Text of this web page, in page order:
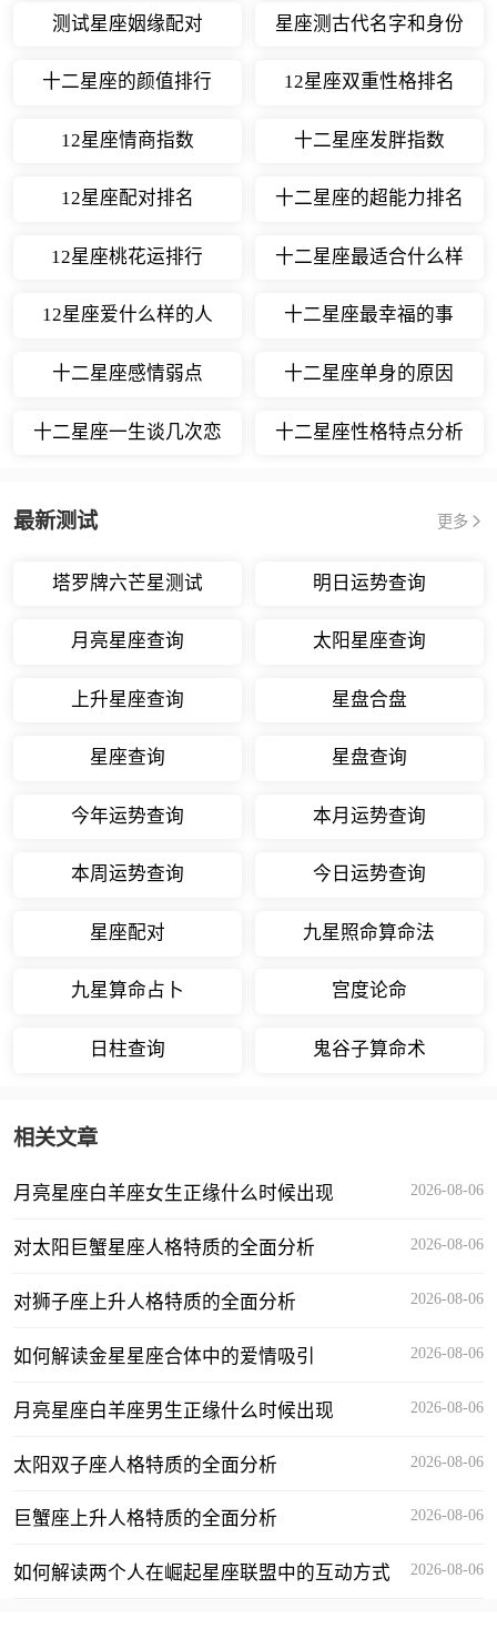
测试星座姻缘配对 星座测古代名字和身份
十二星座的颜值排行 12星座双重性格排名
12星座情商指数 十二星座发胖指数
12星座配对排名 十二星座的超能力排名
12星座桃花运排行 十二星座最适合什么样
的职业
12星座爱什么样的人 十二星座最幸福的事
十二星座感情弱点 十二星座单身的原因
十二星座一生谈几次恋 十二星座性格特点分析
最新测试 更多
塔罗牌六芒星测试 明日运势查询
月亮星座查询 太阳星座查询
上升星座查询 星盘合盘
星座查询 星盘查询
今年运势查询 本月运势查询
本周运势查询 今日运势查询
星座配对 九星照命算命法
九星算命占卜 宫度论命
日柱查询 鬼谷子算命术
相关文章
月亮星座白羊座女生正缘什么时候出现 2026-08-06
对太阳巨蟹星座人格特质的全面分析 2026-08-06
对狮子座上升人格特质的全面分析 2026-08-06
如何解读金星星座合体中的爱情吸引 2026-08-06
月亮星座白羊座男生正缘什么时候出现 2026-08-06
太阳双子座人格特质的全面分析 2026-08-06
巨蟹座上升人格特质的全面分析 2026-08-06
如何解读两个人在崛起星座联盟中的互动方式 2026-08-06